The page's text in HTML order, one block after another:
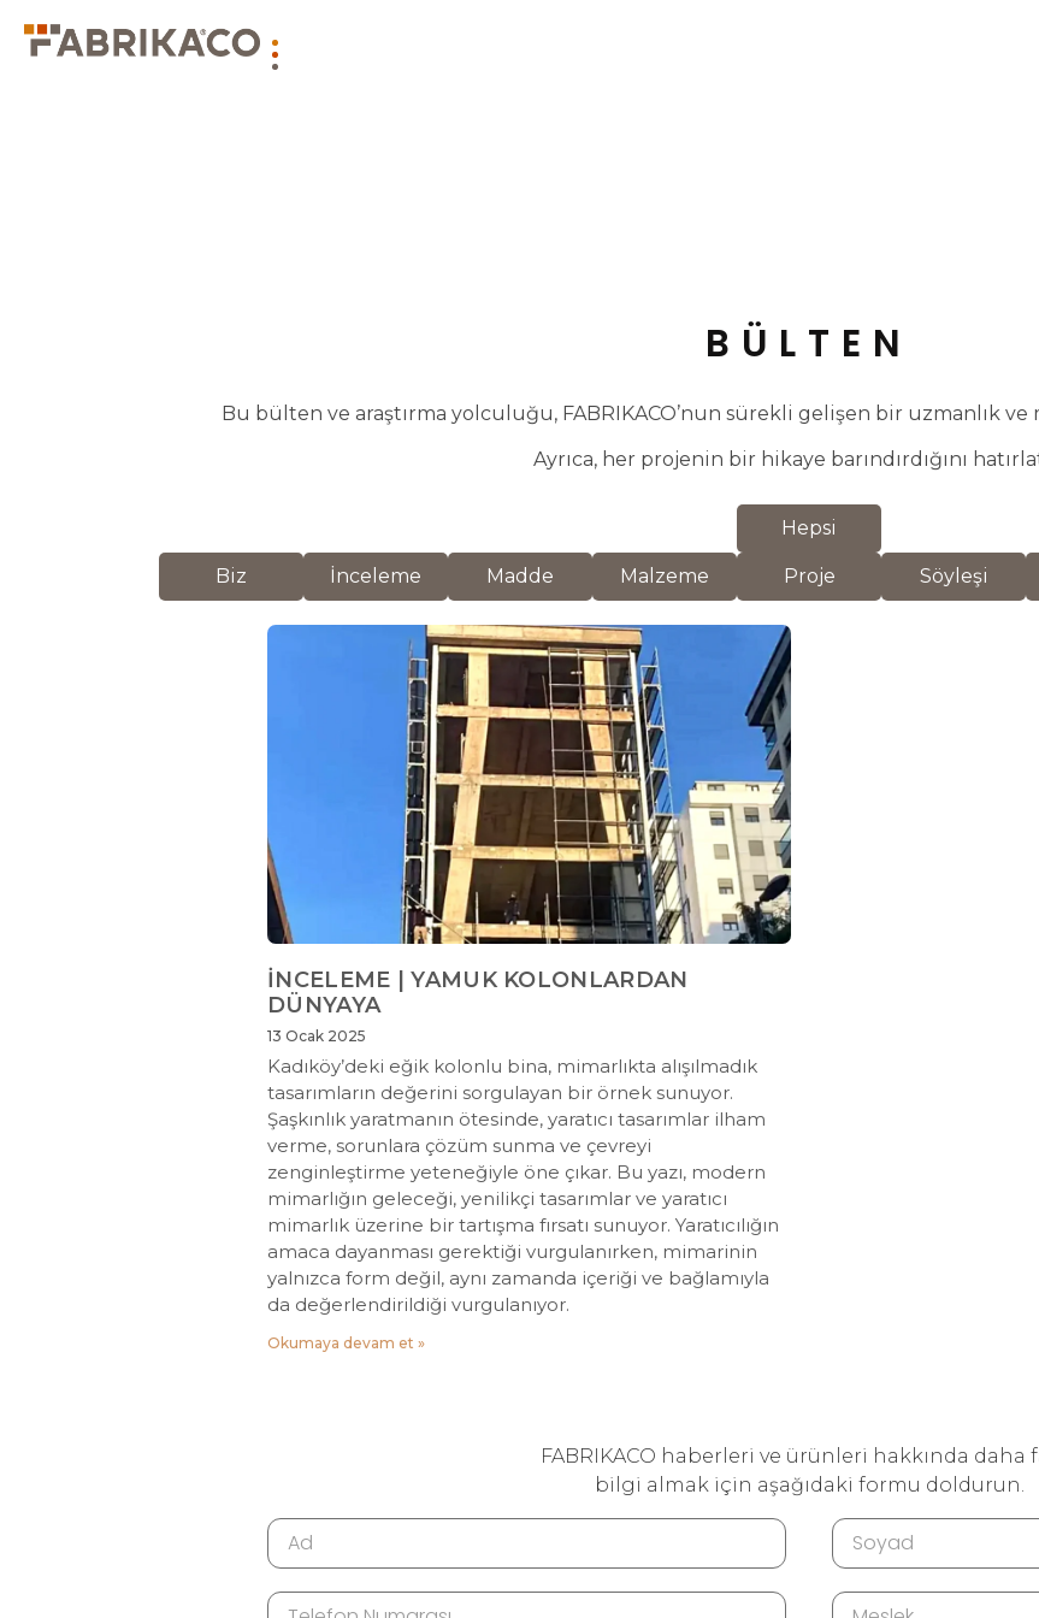
BÜLTEN
Bu bülten ve araştırma yolculuğu, FABRIKACO’nun sürekli gelişen bir uzmanlık ve
Ayrıca, her projenin bir hikaye barındırdığını
Hepsi
Biz İnceleme Madde Malzeme Proje Söyleşi
İNCELEME | YAMUK KOLONLARDAN
DÜNYAYA
13 Ocak 2025
Kadıköy’deki eğik kolonlu bina, mimarlıkta alışılmadık
tasarımların değerini sorgulayan bir örnek sunuyor.
Şaşkınlık yaratmanın ötesinde, yaratıcı tasarımlar ilham
verme, sorunlara çözüm sunma ve çevreyi
zenginleştirme yeteneğiyle öne çıkar. Bu yazı, modern
mimarlığın geleceği, yenilikçi tasarımlar ve yaratıcı
mimarlık üzerine bir tartışma fırsatı sunuyor. Yaratıcılığın
amaca dayanması gerektiği vurgulanırken, mimarinin
yalnızca form değil, aynı zamanda içeriği ve bağlamıyla
da değerlendirildiği vurgulanıyor.
Okumaya devam et »
FABRIKACO haberleri ve ürünleri hakkında daha
bilgi almak için aşağıdaki formu doldurun.